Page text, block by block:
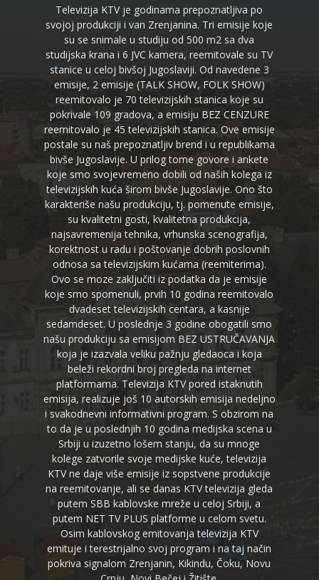
Televizija KTV je godinama prepoznatljiva po
svojoj produkciji i van Zrenjanina. Tri emisije koje
su se snimale u studiju od 500 m2 sa dva
studijska krana i 6 JVC kamera, reemitovale su TV
stanice u celoj bivšoj Jugoslaviji. Od navedene 3
emisije, 2 emisije (TALK SHOW, FOLK SHOW)
reemitovalo je 70 televizijskih stanica koje su
pokrivale 109 gradova, a emisiju BEZ CENZURE
reemitovalo je 45 televizijskih stanica. Ove emisije
postale su naš prepoznatljiv brend i u republikama
bivše Jugoslavije. U prilog tome govore i ankete
koje smo svojevremeno dobili od naših kolega iz
televizijskih kuća širom bivše Jugoslavije. Ono što
karakteriše našu produkciju, tj. pomenute emisije,
su kvalitetni gosti, kvalitetna produkcija,
najsavremenija tehnika, vrhunska scenografija,
korektnost u radu i poštovanje dobrih poslovnih
odnosa sa televizijskim kućama (reemiterima).
Ovo se moze zaključiti iz podatka da je emisije
koje smo spomenuli, prvih 10 godina reemitovalo
dvadeset televizijskih centara, a kasnije
sedamdeset. U poslednje 3 godine obogatili smo
našu produkciju sa emisijom BEZ USTRUČAVANJA
koja je izazvala veliku pažnju gledaoca i koja
beleži rekordni broj pregleda na internet
platformama. Televizija KTV pored istaknutih
emisija, realizuje još 10 autorskih emisija nedeljno
i svakodnevni informativni program. S obzirom na
to da je u poslednjih 10 godina medijska scena u
Srbiji u izuzetno lošem stanju, da su mnoge
kolege zatvorile svoje medijske kuće, televizija
KTV ne daje više emisije iz sopstvene produkcije
na reemitovanje, ali se danas KTV televizija gleda
putem SBB kablovske mreže u celoj Srbiji, a
putem NET TV PLUS platforme u celom svetu.
Osim kablovskog emitovanja televizija KTV
emituje i terestrijalno svoj program i na taj način
pokriva signalom Zrenjanin, Kikindu, Čoku, Novu